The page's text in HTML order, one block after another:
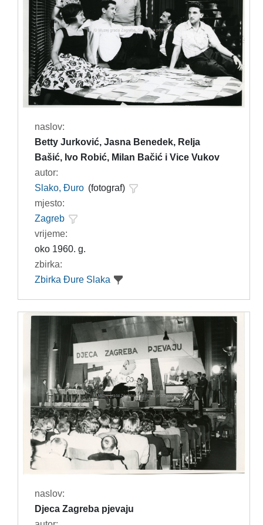
naslov:
Betty Jurković, Jasna Benedek, Relja
Bašić, Ivo Robić, Milan Bačić i Vice Vukov
autor:
Slako, Đuro (fotograf)
mjesto:
Zagreb
vrijeme:
oko 1960. g.
zbirka:
Zbirka Đure Slaka
naslov:
Djeca Zagreba pjevaju